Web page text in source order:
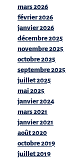
mars 2026
février 2026
janvier 2026
décembre 2025
novembre 2025
octobre 2025
septembre 2025
juillet 2025
mai 2025
janvier 2024
mars 2021
janvier 2021
août 2020
octobre 2019
juillet 2019